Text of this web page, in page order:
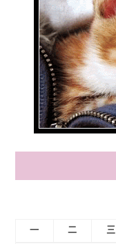
一 二 三